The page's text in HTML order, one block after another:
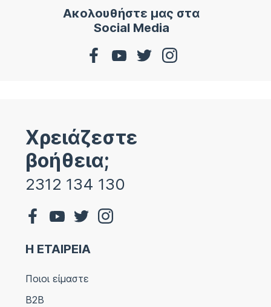
Ακολουθήστε μας στα
Social Media
Χρειάζεστε
βοήθεια;
2312 134 130
Η ΕΤΑΙΡΕΙΑ
Ποιοι είμαστε
B2B